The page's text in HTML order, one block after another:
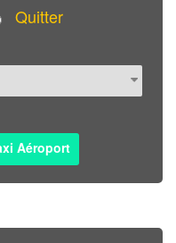
Quitter
Aéroport